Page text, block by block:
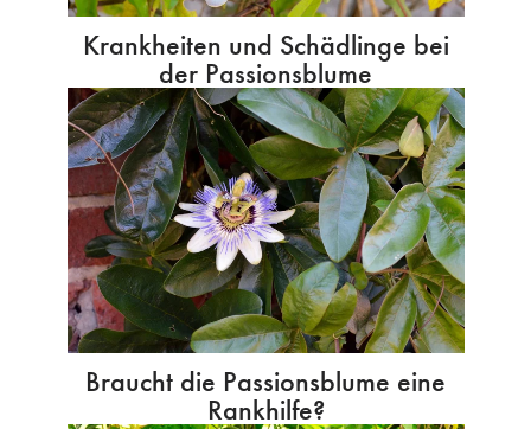
Krankheiten und Schädlinge bei
der Passionsblume
Braucht die Passionsblume eine
Rankhilfe?